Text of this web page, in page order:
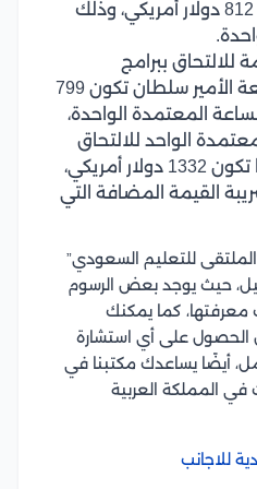
719 دولار أمريكي إلى 812 دولار أمريكي، وذلك
للالتحاق ببرامج
البكالوريوس في جامعة الأمير سلطان تكون 799
المعتمدة الواحدة،
الواحد للالتحاق
ببرامج الدراسات العليا تكون 1332 دولار أمريكي،
القيمة المضافة التي
للتعليم السعودي”
حيث يوجد بعض الرسوم
معرفتها، كما يمكنك
الحصول على أي استشارة
أيضًا يساعدك مكتبنا في
في المملكة العربية
للاجانب